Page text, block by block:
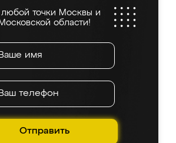
любой точки Москвы и
Московской области!
Отправить